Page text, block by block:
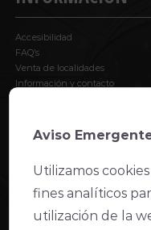
Accesibilidad
FAQ’s
Venta de localidades
Información y contacto
AVISO LEGAL
Declaración de accesibilidad
Condiciones de venta y acceso
Aviso
Utilizamos
fines analíticos
utilización de la